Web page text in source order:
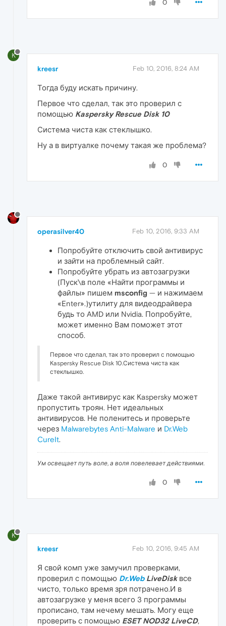
0
K
kreesr Feb 10, 2016, 8:24 AM
Тогда буду искать причину.
Первое что сделал, так это проверил с
помощью Kaspersky Rescue Disk 10
Система чиста как стеклышко.
Ну а в виртуалке почему такая же проблема?
0
operasilver40 Feb 10, 2016, 9:33 AM
Попробуйте отключить свой антивирус
и зайти на проблемный сайт.
Попробуйте убрать из автозагрузки
(Пуск\в поле «Найти программы и
файлы» пишем msconfig — и нажимаем
«Enter».)утилиту для видеодрайвера
будь то AMD или Nvidia. Попробуйте,
может именно Вам поможет этот
способ.
Первое что сделал, так это проверил с помощью
Kaspersky Rescue Disk 10.Система чиста как
стеклышко.
Даже такой антивирус как Kaspersky может
пропустить троян. Нет идеальных
антивирусов. Не поленитесь и проверьте
через Malwarebytes Anti-Malware и Dr.Web
CureIt.
Ум освещает путь воле, а воля повелевает действиями.
0
K
kreesr Feb 10, 2016, 9:45 AM
Я свой комп уже замучил проверками,
проверил с помощью Dr.WebLiveDiskвсе
чисто, только время зря потрачено.И в
автозагрузке у меня всего 3 программы
прописано, там нечему мешать. Могу еще
проверить с помощью ESET NOD32 LiveCD,